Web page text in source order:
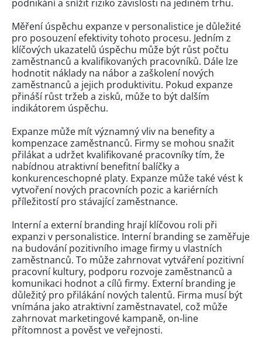
podnikání a snížit riziko závislosti na jediném trhu.
Měření úspěchu expanze v personalistice je důležité
pro posouzení efektivity tohoto procesu. Jedním z
klíčových ukazatelů úspěchu může být růst počtu
zaměstnanců a kvalifikovaných pracovníků. Dále lze
hodnotit náklady na nábor a zaškolení nových
zaměstnanců a jejich produktivitu. Pokud expanze
přináší růst tržeb a zisků, může to být dalším
indikátorem úspěchu.
Expanze může mít významný vliv na benefity a
kompenzace zaměstnanců. Firmy se mohou snažit
přilákat a udržet kvalifikované pracovníky tím, že
nabídnou atraktivní benefitní balíčky a
konkurenceschopné platy. Expanze může také vést k
vytvoření nových pracovních pozic a kariérních
příležitostí pro stávající zaměstnance.
Interní a externí branding hrají klíčovou roli při
expanzi v personalistice. Interní branding se zaměřuje
na budování pozitivního image firmy u vlastních
zaměstnanců. To může zahrnovat vytváření pozitivní
pracovní kultury, podporu rozvoje zaměstnanců a
komunikaci hodnot a cílů firmy. Externí branding je
důležitý pro přilákání nových talentů. Firma musí být
vnímána jako atraktivní zaměstnavatel, což může
zahrnovat marketingové kampaně, on-line
přítomnost a pověst ve veřejnosti.